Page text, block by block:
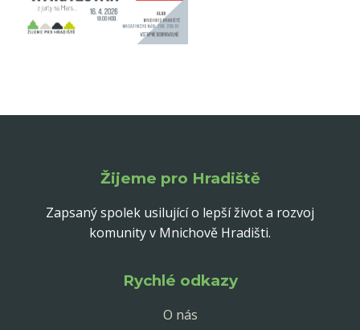
Žijeme pro Hradiště
Zapsaný spolek usilující o lepší život a rozvoj
komunity v Mnichově Hradišti.
Rychlé odkazy
O nás